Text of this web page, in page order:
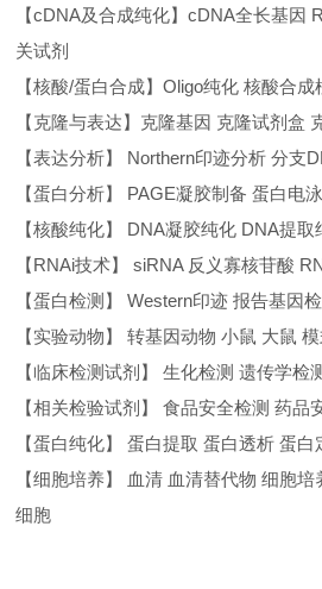
【cDNA及合成纯化】cDNA全长基因
关试剂
【核酸/蛋白合成】Oligo纯化 核酸合成
【克隆与表达】克隆基因 克隆试剂盒
【表达分析】 Northern印迹分析 分支
【蛋白分析】 PAGE凝胶制备 蛋白电
【核酸纯化】 DNA凝胶纯化 DNA提
【RNAi技术】 siRNA 反义寡核苷酸
【蛋白检测】 Western印迹 报告基因
【实验动物】 转基因动物 小鼠 大鼠
【临床检测试剂】 生化检测 遗传学检
【相关检验试剂】 食品安全检测 药品
【蛋白纯化】 蛋白提取 蛋白透析 蛋
【细胞培养】 血清 血清替代物 细胞
细胞